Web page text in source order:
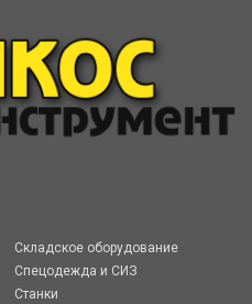
Складское оборудование
Спецодежда и СИЗ
Станки